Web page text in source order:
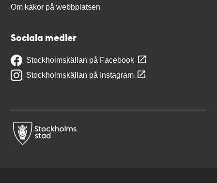
Om kakor på webbplatsen
Sociala medier
Stockholmskällan på Facebook
Stockholmskällan på Instagram